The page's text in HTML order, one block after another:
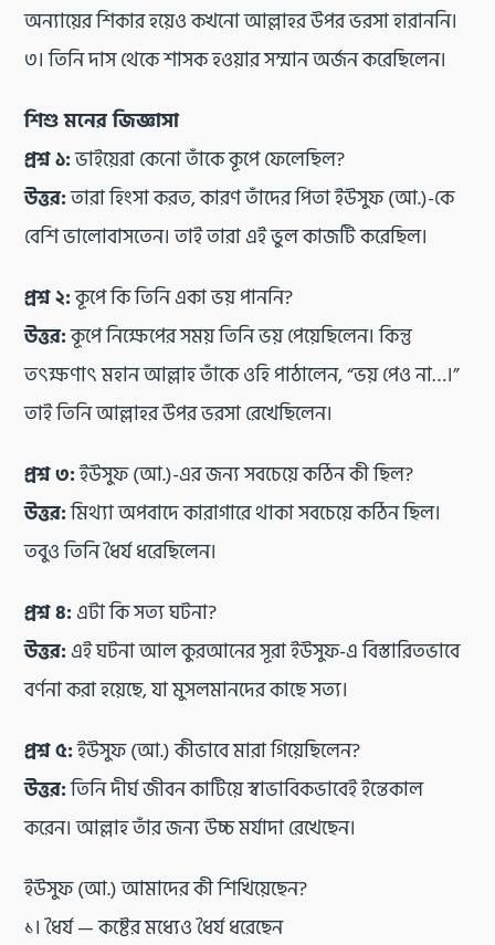
অন্যায়ের শিকার হয়েও কখনো আল্লাহর উপর ভরসা হারাননি।
৩। তিনি দাস থেকে শাসক হওয়ার সম্মান অর্জন করেছিলেন।
শিশু মনের জিজ্ঞাসা
প্রশ্ন ১:ভাইয়েরা কেনো তাঁকে কূপে ফেলেছিল?
উত্তর:তারা হিংসা করত, কারণ তাঁদের পিতা ইউসুফ (আ.)-কে
বেশি ভালোবাসতেন। তাই তারা এই ভুল কাজটি করেছিল।
প্রশ্ন ২:কূপে কি তিনি একা ভয় পাননি?
উত্তর:কূপে নিক্ষেপের সময় তিনি ভয় পেয়েছিলেন। কিন্তু
তৎক্ষণাৎ মহান আল্লাহ তাঁকে ওহি পাঠালেন, “ভয় পেও না…।”
তাই তিনি আল্লাহর উপর ভরসা রেখেছিলেন।
প্রশ্ন ৩:ইউসুফ (আ.)-এর জন্য সবচেয়ে কঠিন কী ছিল?
উত্তর:মিথ্যা অপবাদে কারাগারে থাকা সবচেয়ে কঠিন ছিল।
তবুও তিনি ধৈর্য ধরেছিলেন।
প্রশ্ন ৪:এটা কি সত্য ঘটনা?
উত্তর:এই ঘটনা আল কুরআনের সূরা ইউসুফ-এ বিস্তারিতভাবে
বর্ণনা করা হয়েছে, যা মুসলমানদের কাছে সত্য।
প্রশ্ন ৫:ইউসুফ (আ.) কীভাবে মারা গিয়েছিলেন?
উত্তর:তিনি দীর্ঘ জীবন কাটিয়ে স্বাভাবিকভাবেই ইন্তেকাল
করেন। আল্লাহ তাঁর জন্য উচ্চ মর্যাদা রেখেছেন।
ইউসুফ (আ.) আমাদের কী শিখিয়েছেন?
১। ধৈর্য — কষ্টের মধ্যেও ধৈর্য ধরেছেন